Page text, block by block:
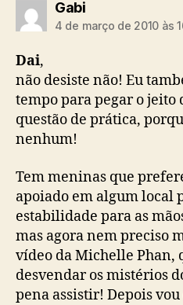
Gabidiz:
4 de março de 2010 às
Dai,
não desiste não! Eu
tempo para pegar o jeito
questão de prática,
nenhum!
Tem meninas que
apoiado em algum local
estabilidade para as
mas agora nem preciso
vídeo da Michelle Phan,
desvendar os mistérios
pena assistir! Depois